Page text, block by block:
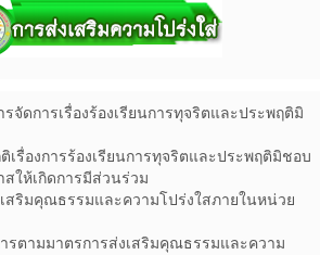
จัดการเรื่องร้องเรียนการทุจริตและประพฤติมิ
เรื่องการร้องเรียนการทุจริตและประพฤติมิชอบ
สให้เกิดการมีส่วนร่วม
สริมคุณธรรมและความโปร่งใสภายในหน่วย
รตามมาตรการส่งเสริมคุณธรรมและความ